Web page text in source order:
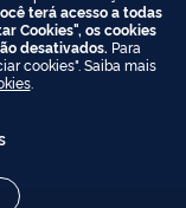
terá acesso a todas
Cookies", os cookies
desativados. Para
cookies". Saiba mais
.